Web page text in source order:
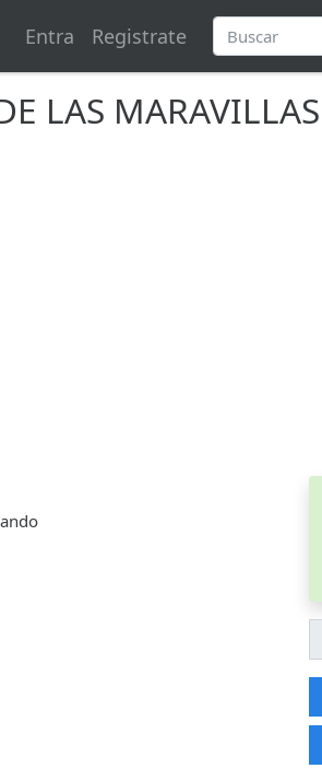
Entra Registrate
LAS MARAVILLAS